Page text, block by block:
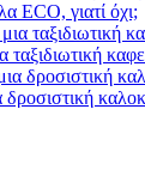
ECO, γιατί όχι;